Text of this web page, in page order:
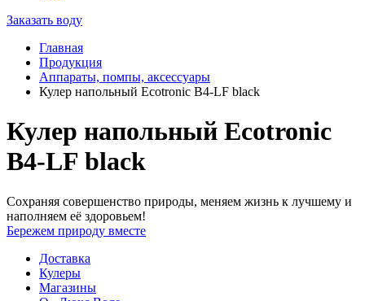
Заказать воду
Главная
Продукция
Аппараты, помпы, аксессуары
Кулер напольный Ecotronic B4-LF black
Кулер напольный Ecotronic
B4-LF black
Сохраняя совершенство природы, меняем жизнь к лучшему и
наполняем её здоровьем!
Бережем природу вместе
Доставка
Кулеры
Магазины